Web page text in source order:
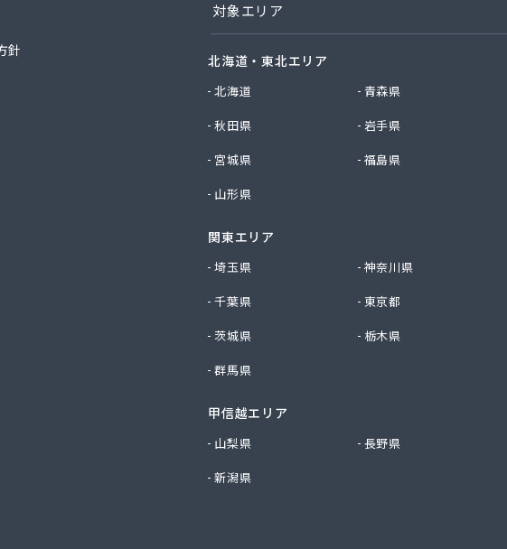
エコア 北部充填所
シバタ 熊本営業所
ダイイチライフ
針
対象エリア
北海道・東北エリア
北海道
青森県
秋田県
岩手県
宮城県
福島県
山形県
関東エリア
埼玉県
神奈川県
千葉県
東京都
茨城県
栃木県
群馬県
甲信越エリア
山梨県
長野県
新潟県